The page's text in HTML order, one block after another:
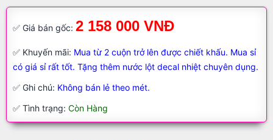
✅ Giá bán gốc: 2 158 000 VNĐ
✅ Khuyến mãi: Mua từ 2 cuộn trở lên được chiết khấu. Mua sỉ
có giá sỉ rất tốt. Tặng thêm nước lột decal nhiệt chuyên dụng.
✅ Ghi chú: Không bán lẻ theo mét.
✅ Tình trạng: Còn Hàng